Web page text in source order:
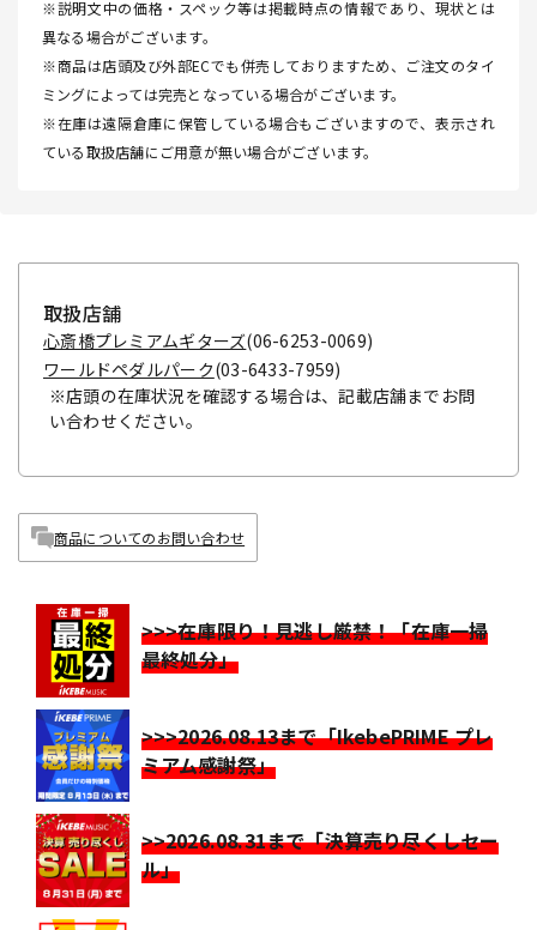
※説明文中の価格・スペック等は掲載時点の情報であり、現状とは
異なる場合がございます。
※商品は店頭及び外部ECでも併売しておりますため、ご注文のタイ
ミングによっては完売となっている場合がございます。
※在庫は遠隔倉庫に保管している場合もございますので、表示され
ている取扱店舗にご用意が無い場合がございます。
取扱店舗
心斎橋プレミアムギターズ(06-6253-0069)
ワールドペダルパーク(03-6433-7959)
※店頭の在庫状況を確認する場合は、記載店舗までお問
い合わせください。
商品についてのお問い合わせ
>>>在庫限り！見逃し厳禁！「在庫一掃
最終処分」
>>>2026.08.13まで「IkebePRIME プレ
ミアム感謝祭」
>>2026.08.31まで「決算売り尽くしセー
ル」